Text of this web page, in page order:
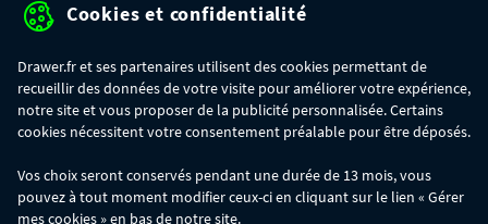
Gérer mes cookies
commande :
- 30€ sur votre commande dès 300€ d'achat, avec le code BIKINI30
- 50€ sur votre commande dès 500€ d'achat, avec le code BIKINI50
Cookies et confidentialité
Drawer.fr et ses partenaires utilisent des cookies permettant de
recueillir des données de votre visite pour améliorer votre expérience,
notre site et vous proposer de la publicité personnalisée. Certains
cookies nécessitent votre consentement préalable pour être déposés.
Vos choix seront conservés pendant une durée de 13 mois, vous
pouvez à tout moment modifier ceux-ci en cliquant sur le lien « Gérer
mes cookies » en bas de notre site.